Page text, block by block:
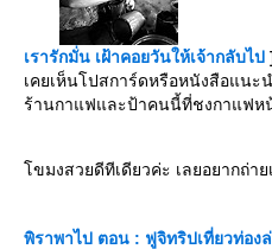
เรารักมั่น เฝ้าคอยวันให้เจ้ากลับไป
เคยเห็นโปสการ์ดหรือหนังสือแนะ
ร้านกาแฟและป้าคนนี้ที่ชงกาแฟห
ขมงสวยดีทีเดียวค่ะ เลยอยากถ่าย
พิราพาไป ตอน : ฟูจิทริปเที่ยวท่อง